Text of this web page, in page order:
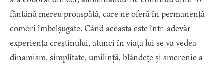
fântână mereu proaspătă, care ne oferă în permanență
comori îmbelșugate. Când aceasta este într-adevăr
experiența creștinului, atunci în viața lui se va vedea
dinamism, simplitate, umilință, blândețe și smerenie a